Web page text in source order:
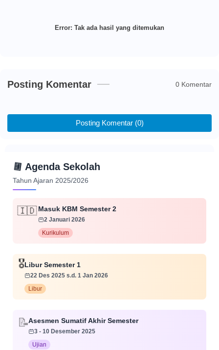
Error: Tak ada hasil yang ditemukan
Posting Komentar 0 Komentar
Posting Komentar (0)
📅 Agenda Sekolah
Tahun Ajaran 2025/2026
🇮🇩 Masuk KBM Semester 2
2 Januari 2026
Kurikulum
🎖️Libur Semester 1
22 Des 2025 s.d. 1 Jan 2026
Libur
📝Asesmen Sumatif Akhir Semester
3 - 10 Desember 2025
Ujian